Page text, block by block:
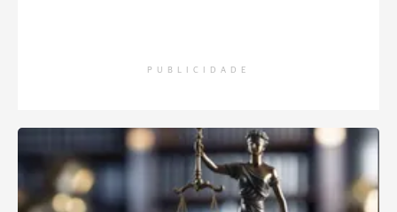
PUBLICIDADE